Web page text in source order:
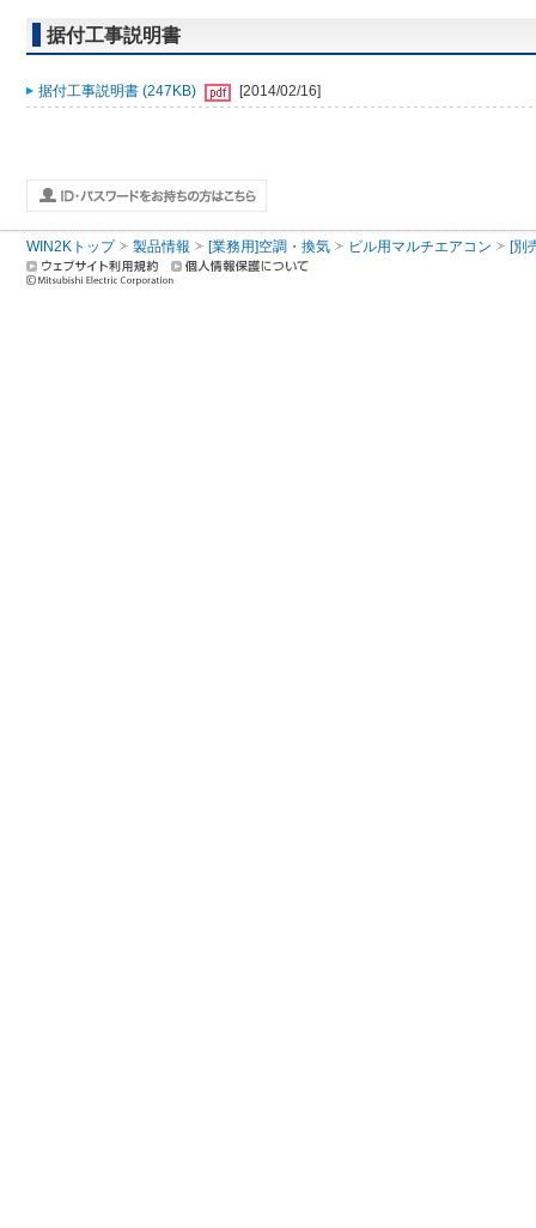
据付工事説明書
据付工事説明書 (247KB) [2014/02/16]
WIN2Kトップ 製品情報 [業務用]空調・換気 ビル用マルチエアコン [別